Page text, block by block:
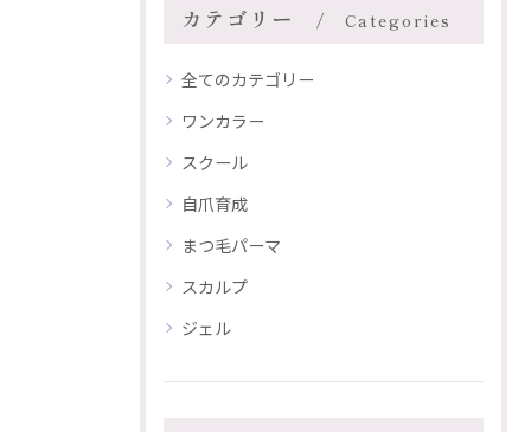
カテゴリー Categories
全てのカテゴリー
ワンカラー
スクール
自爪育成
まつ毛パーマ
スカルプ
ジェル